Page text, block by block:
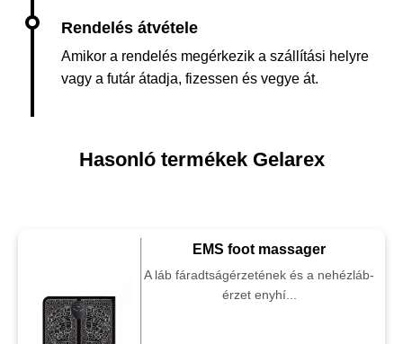
Amikor a rendelés megérkezik a szállítási helyre
vagy a futár átadja, fizessen és vegye át.
Hasonló termékek Gelarex
EMS foot massager
A láb fáradtságérzetének és a nehézláb-
érzet enyhí...